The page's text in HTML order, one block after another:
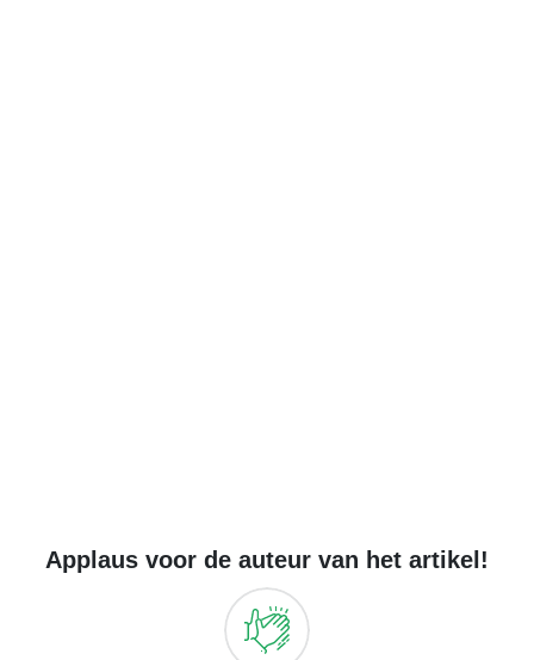
Applaus voor de auteur van het artikel!